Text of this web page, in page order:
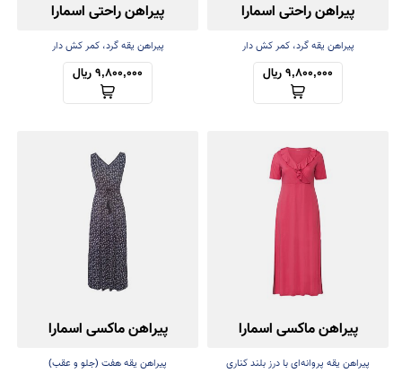
پیراهن راحتی اسمارا
پیراهن یقه گرد، کمر کش دار
9,800,000 ریال
پیراهن راحتی اسمارا
پیراهن یقه گرد، کمر کش دار
9,800,000 ریال
پیراهن ماکسی اسمارا
پیراهن یقه پروانه‌ای با درز بلند کناری
پیراهن ماکسی اسمارا
پیراهن یقه هفت (جلو و عقب)